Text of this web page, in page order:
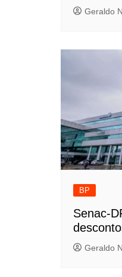
Geraldo
BP
Senac-
Geraldo